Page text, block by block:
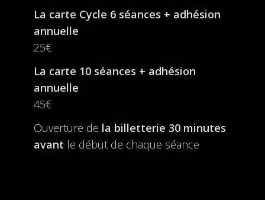
La carte Cycle 6 séances + adhésion
annuelle
25€
La carte 10 séances + adhésion
annuelle
45€
Ouverture de la billetterie 30 minutes
avant le début de chaque séance